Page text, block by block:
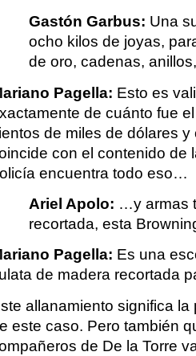
Gastón Garbus: Una
ocho kilos de joyas,
de oro, cadenas,
Pagella: Esto es
de cuánto fue
de miles de dólares
con el contenido de
encuentra todo eso…
Ariel Apolo: …y armas
recortada, esta
Pagella: Es una
de madera recortada
allanamiento significa
este caso. Pero también
de De la Torre